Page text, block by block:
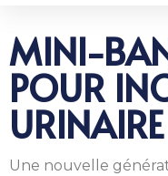
MINI-
POUR
Une nouvelle